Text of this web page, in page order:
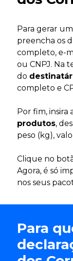
Para gerar
preencha os
completo, e-
ou CNPJ. Na
do
completo e
Por fim, insira
produtos,
peso (kg),
Clique no
Agora, é só
nos seus
Para